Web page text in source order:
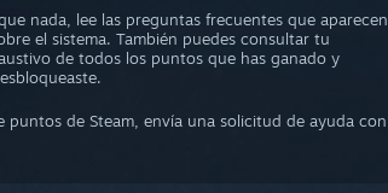
nada, lee las preguntas frecuentes que aparecen
el sistema. También puedes consultar tu
de todos los puntos que has ganado y
de Steam, envía una solicitud de ayuda con